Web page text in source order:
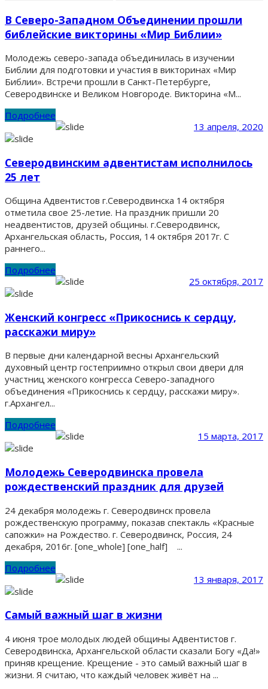
В Северо-Западном Объединении прошли
библейские викторины «Мир Библии»
Молодежь северо-запада объединилась в изучении
Библии для подготовки и участия в викторинах «Мир
Библии». Встречи прошли в Санкт-Петербурге,
Северодвинске и Великом Новгороде. Викторина «М...
Подробнее
13 апреля, 2020
Северодвинским адвентистам исполнилось
25 лет
Община Адвентистов г.Северодвинска 14 октября
отметила свое 25-летие. На праздник пришли 20
неадвентистов, друзей общины. г.Северодвинск,
Архангельская область, Россия, 14 октября 2017г. С
раннего...
Подробнее
25 октября, 2017
Женский конгресс «Прикоснись к сердцу,
расскажи миру»
В первые дни календарной весны Архангельский
духовный центр гостеприимно открыл свои двери для
участниц женского конгресса Северо-западного
объединения «Прикоснись к сердцу, расскажи миру».
г.Архангел...
Подробнее
15 марта, 2017
Молодежь Северодвинска провела
рождественский праздник для друзей
24 декабря молодежь г. Северодвинск провела
рождественскую программу, показав спектакль «Красные
сапожки» на Рождество. г. Северодвинск, Россия, 24
декабря, 2016г. [one_whole] [one_half] ...
Подробнее
13 января, 2017
Самый важный шаг в жизни
4 июня трое молодых людей общины Адвентистов г.
Северодвинска, Архангельской области сказали Богу «Да!»
приняв крещение. Крещение - это самый важный шаг в
жизни. Я считаю, что каждый человек живёт на ...